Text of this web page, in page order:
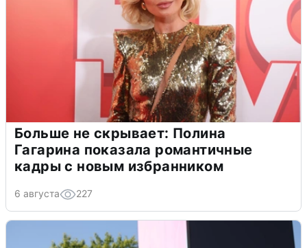
Больше не скрывает: Полина
Гагарина показала романтичные
кадры с новым избранником
6 августа 227